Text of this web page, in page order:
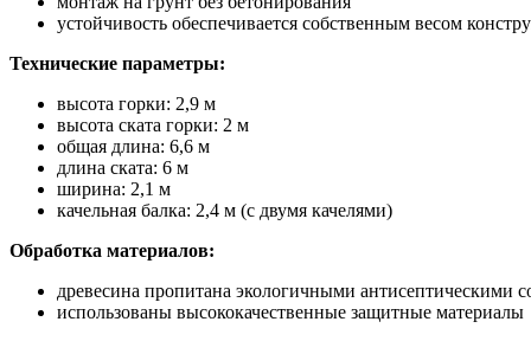
устойчивость обеспечивается собственным весом
Технические параметры:
высота горки: 2,9 м
высота ската горки: 2 м
общая длина: 6,6 м
длина ската: 6 м
ширина: 2,1 м
качельная балка: 2,4 м (с двумя качелями)
Обработка материалов:
древесина пропитана экологичными антисептическими
использованы высококачественные защитные материалы